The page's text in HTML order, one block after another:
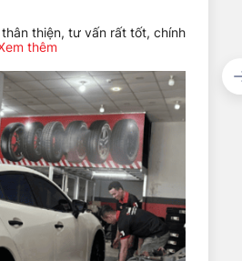
trên thị trường. Mặc dù giá
trội trong việc cải tiến đột
lòng liên hệ trực tiếp để
khả năng chịu tải cao, có thể
kích thước phù hợp với xe để
thiện, tư vấn rất tốt, chính
thêm